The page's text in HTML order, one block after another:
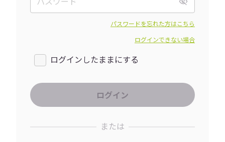
パスワードを忘れた方はこちら
ログインできない場合
ログインしたままにする
または